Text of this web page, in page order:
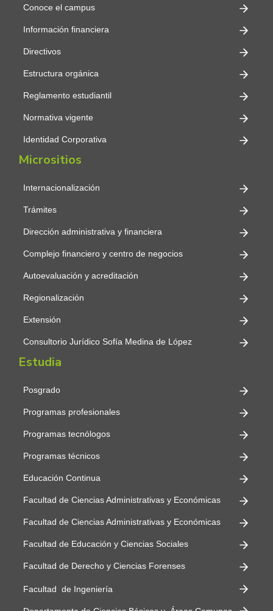
Conoce el campus
Información financiera
Directivos
Estructura orgánica
Reglamento estudiantil
Normativa vigente
Identidad Corporativa
Micrositios
Internacionalización
Trámites
Dirección administrativa y financiera
Complejo financiero y centro de negocios
Autoevaluación y acreditación
Regionalización
Extensión
Consultorio Jurídico Sofía Medina de López
Estudia
Posgrado
Programas profesionales
Programas tecnólogos
Programas técnicos
Educación Continua
Facultad de Ciencias Administrativas y Económicas
Facultad de Ciencias Administrativas y Económicas
Facultad de Educación y Ciencias Sociales
Facultad de Derecho y Ciencias Forenses
Facultad de Ingeniería